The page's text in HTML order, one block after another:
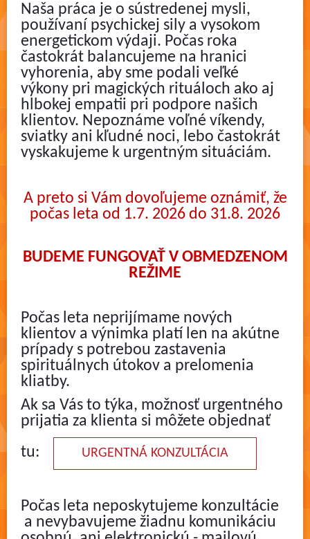
Naša práca je o sústredenej mysli,
používaní psychickej sily a vysokom
energetickom výdaji. Počas roka
častokrát balancujeme na hranici
vyhorenia, aby sme podali veľké
výkony pri magických rituáloch ako aj
hlbokej empatii pri podpore našich
klientov. Nepoznáme voľné víkendy,
sviatky ani kľudné noci, lebo častokrát
vyskakujeme k urgentným situáciám.
A preto si Vám dovoľujeme oznámiť, že
počas leta od 1.7. 2026 do 31.8. 2026
BUDEME FUNGOVAŤ V OBMEDZENOM
REŽIME
Počas leta neprijímame nových
klientov a výnimka platí len na akútne
prípady s potrebou zastavenia
spirituálnych útokov a prelomenia
kliatby.
Ak sa Vás to týka, možnosť urgentného
prijatia za klienta si môžete objednať
tu:
URGENTNÁ KONZULTÁCIA
Počas leta neposkytujeme konzultácie
a nevybavujeme žiadnu komunikáciu